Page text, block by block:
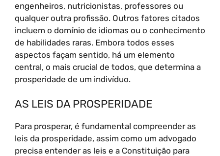
engenheiros, nutricionistas, professores ou
qualquer outra profissão. Outros fatores citados
incluem o domínio de idiomas ou o conhecimento
de habilidades raras. Embora todos esses
aspectos façam sentido, há um elemento
central, o mais crucial de todos, que determina a
prosperidade de um indivíduo.
AS LEIS DA PROSPERIDADE
Para prosperar, é fundamental compreender as
leis da prosperidade, assim como um advogado
precisa entender as leis e a Constituição para